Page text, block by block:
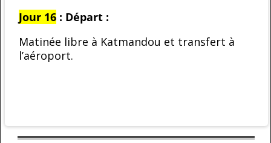
Jour 16: Départ :
Matinée libre à Katmandou et transfert à
l’aéroport.